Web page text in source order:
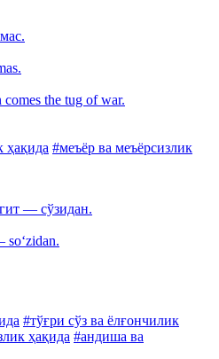
the tug of war.
ҳақида #меъёр ва меъёрсизлик
— сўзидан.
#тўғри сўз ва ёлғончилик
ҳақида #андиша ва